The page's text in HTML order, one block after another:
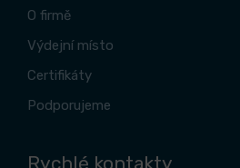
O firmě
Výdejní místo
Certifikáty
Podporujeme
Rychlé kontakty